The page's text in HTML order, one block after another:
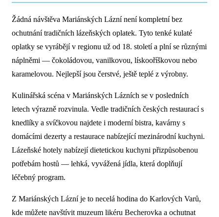
Žádná návštěva Mariánských Lázní není kompletní bez
ochutnání tradičních lázeňských oplatek. Tyto tenké kulaté
oplatky se vyrábějí v regionu už od 18. století a plní se různými
náplněmi — čokoládovou, vanilkovou, lískooříškovou nebo
karamelovou. Nejlepší jsou čerstvé, ještě teplé z výrobny.
Kulinářská scéna v Mariánských Lázních se v posledních
letech výrazně rozvinula. Vedle tradičních českých restaurací s
knedlíky a svíčkovou najdete i moderní bistra, kavárny s
domácími dezerty a restaurace nabízející mezinárodní kuchyni.
Lázeňské hotely nabízejí dietetickou kuchyni přizpůsobenou
potřebám hostů — lehká, vyvážená jídla, která doplňují
léčebný program.
Z Mariánských Lázní je to necelá hodina do Karlových Varů,
kde můžete navštívit muzeum likéru Becherovka a ochutnat